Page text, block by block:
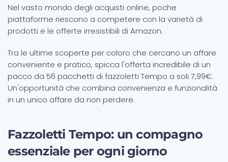
Nel vasto mondo degli acquisti online, poche
piattaforme riescono a competere con la varietà di
prodotti e le offerte irresistibili di Amazon.
Tra le ultime scoperte per coloro che cercano un affare
conveniente e pratico, spicca l'offerta incredibile di un
pacco da 56 pacchetti di fazzoletti Tempo a soli 7,99€.
Un'opportunità che combina convenienza e funzionalità
in un unico affare da non perdere.
Fazzoletti Tempo: un compagno
essenziale per ogni giorno